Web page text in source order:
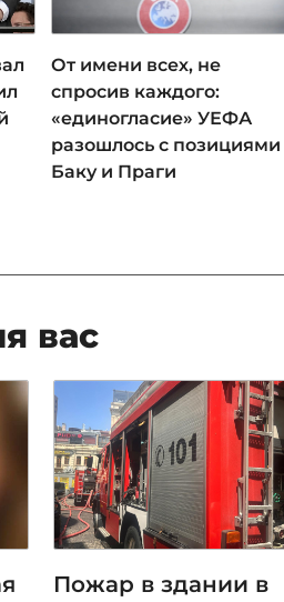
От имени всех, не
спросив каждого:
«единогласие» УЕФА
разошлось с позициями
Баку и Праги
вас
Пожар в здании в